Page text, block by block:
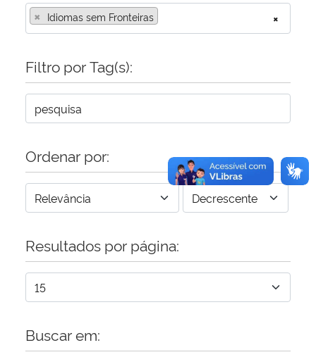
Ministério da Mulher, da Família e dos Direitos Humanos
Secretaria-Geral
Secretaria de Governo
Gabinete de Segurança Institucional
Advocacia-Geral da União
Planalto
×
× Idiomas sem Fronteiras
Filtro por Tag(s):
Ordenar por:
Resultados por página:
Buscar em: